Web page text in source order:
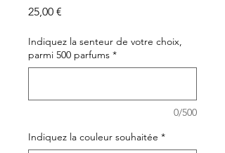
25,00 €
Indiquez la senteur de votre choix,
parmi 500 parfums *
0/500
Indiquez la couleur souhaitée *